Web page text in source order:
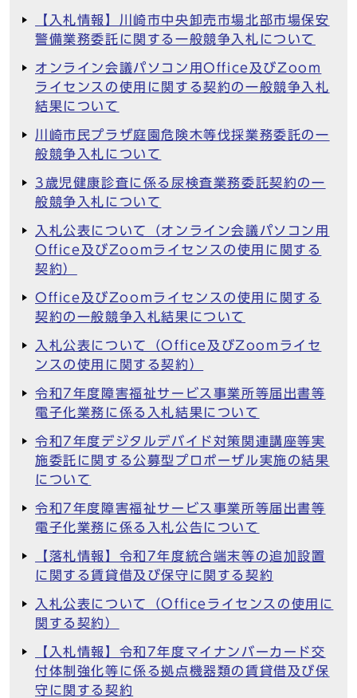
【入札情報】川崎市中央卸売市場北部市場保安
警備業務委託に関する一般競争入札について
オンライン会議パソコン用Office及びZoom
ライセンスの使用に関する契約の一般競争入札
結果について
川崎市民プラザ庭園危険木等伐採業務委託の一
般競争入札について
3歳児健康診査に係る尿検査業務委託契約の一
般競争入札について
入札公表について（オンライン会議パソコン用
Office及びZoomライセンスの使用に関する
契約）
Office及びZoomライセンスの使用に関する
契約の一般競争入札結果について
入札公表について（Office及びZoomライセ
ンスの使用に関する契約）
令和7年度障害福祉サービス事業所等届出書等
電子化業務に係る入札結果について
令和7年度デジタルデバイド対策関連講座等実
施委託に関する公募型プロポーザル実施の結果
について
令和7年度障害福祉サービス事業所等届出書等
電子化業務に係る入札公告について
【落札情報】令和7年度統合端末等の追加設置
に関する賃貸借及び保守に関する契約
入札公表について（Officeライセンスの使用に
関する契約）
【入札情報】令和7年度マイナンバーカード交
付体制強化等に係る拠点機器類の賃貸借及び保
守に関する契約